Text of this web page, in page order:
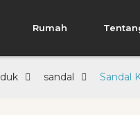
Rumah
sandal Sandal